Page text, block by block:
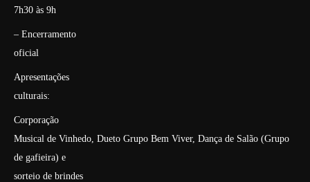
7h30 às 9h
– Encerramento
oficial
Apresentações
culturais:
Corporação
Musical de Vinhedo, Dueto Grupo Bem Viver, Dança de Salão (Grupo
de gafieira) e
sorteio de brindes